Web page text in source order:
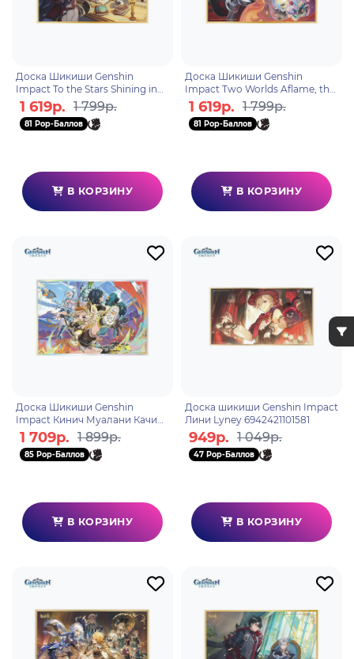
Доска Шикиши Genshin
Impact To the Stars Shining in
the Depths Ризли и Нёвиллет
1 619р. 1 799р.
81 Pop-Баллов
В КОРЗИНУ
Доска Шикиши Genshin
Impact Two Worlds Aflame, the
Crimson Night Fades
Арлекино, Лини, Линетт и
Фрем
1 619р. 1 799р.
81 Pop-Баллов
В КОРЗИНУ
Доска Шикиши Genshin
Impact Кинич Муалани Качина
Path of Glory and Blazing Sun
6942421148401
1 709р. 1 899р.
85 Pop-Баллов
В КОРЗИНУ
Доска шикиши Genshin Impact
Лини Lyney 6942421101581
949р. 1 049р.
47 Pop-Баллов
В КОРЗИНУ